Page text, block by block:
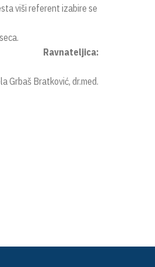
viši referent izabire se
Ravnateljica:
Grbaš Bratković, dr.med.